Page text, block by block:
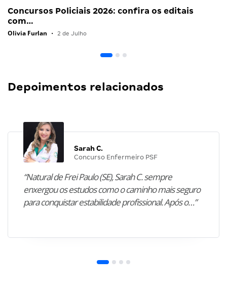
Concursos Policiais 2026: confira os editais
com…
Olivia Furlan • 2 de Julho
Depoimentos relacionados
Sarah C.
Concurso Enfermeiro PSF
“Natural de Frei Paulo (SE), Sarah C. sempre
enxergou os estudos como o caminho mais seguro
para conquistar estabilidade profissional. Após o…”